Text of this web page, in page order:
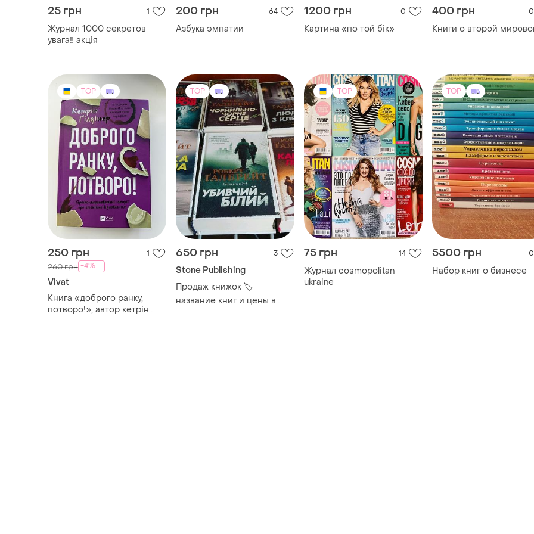
25 грн 1
Журнал 1000 секретов
увага‼️ акція
200 грн 64
Азбука эмпатии
1200 грн 0
Картина «по той бік»
400 грн 0
Книги о второй
TOP
250 грн 1
260 грн -4%
Vivat
Книга «доброго ранку,
потворо!», автор кетрін
TOP
650 грн 3
Stone Publishing
Продаж книжок 🏷️
название книг и цены в
TOP
75 грн 14
Журнал cosmopolitan
ukraine
TOP
5500 грн 0
Набор книг о бизнесе